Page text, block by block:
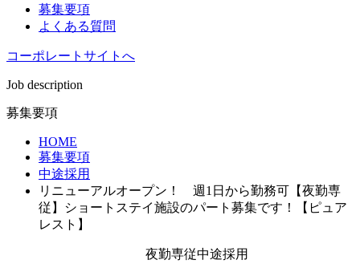
募集要項
よくある質問
コーポレートサイトへ
Job description
募集要項
HOME
募集要項
中途採用
リニューアルオープン！ 週1日から勤務可【夜勤専
従】ショートステイ施設のパート募集です！【ピュア
レスト】
夜勤専従中途採用